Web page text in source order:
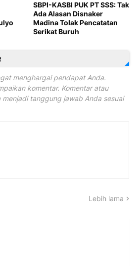
SBPI-KASBI PUK PT SSS: Tak
Ada Alasan Disnaker
Madina Tolak Pencatatan
Serikat Buruh
menghargai pendapat Anda.
komentar. Komentar atau
tanggung jawab Anda sesuai
Lebih lama